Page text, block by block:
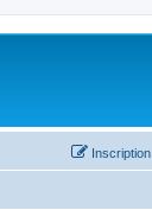
Inscription